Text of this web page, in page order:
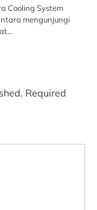
Cooling System
mengunjungi
Required